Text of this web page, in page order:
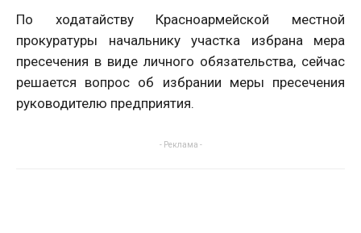
По ходатайству Красноармейской местной
прокуратуры начальнику участка избрана мера
пресечения в виде личного обязательства, сейчас
решается вопрос об избрании меры пресечения
руководителю предприятия.
- Реклама -